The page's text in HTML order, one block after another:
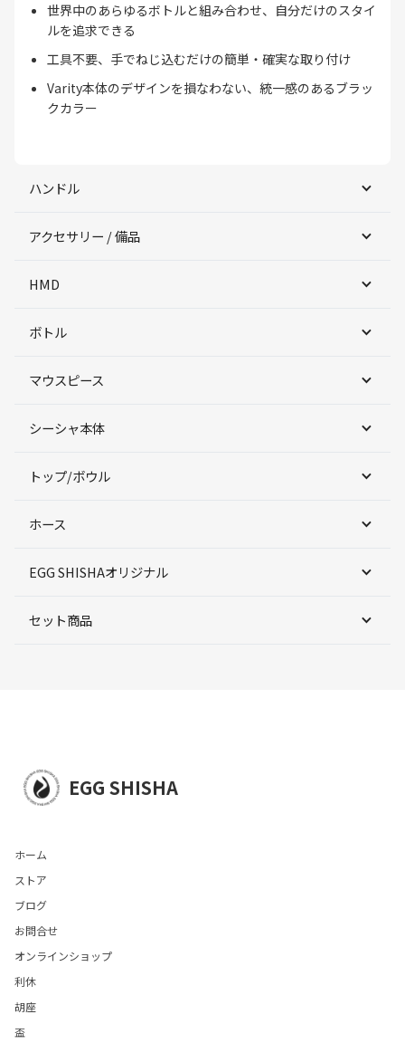
世界中のあらゆるボトルと組み合わせ、自分だけのスタイ
ルを追求できる
工具不要、手でねじ込むだけの簡単・確実な取り付け
Varity本体のデザインを損なわない、統一感のあるブラッ
クカラー
ハンドル
アクセサリー / 備品
HMD
ボトル
マウスピース
シーシャ本体
トップ/ボウル
ホース
EGG SHISHAオリジナル
セット商品
EGG SHISHA
ホーム
ストア
ブログ
お問合せ
オンラインショップ
利休
胡座
盃